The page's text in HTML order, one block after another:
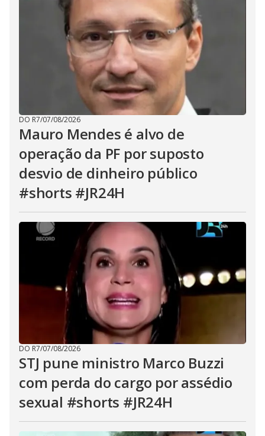
DO R7/07/08/2026
Mauro Mendes é alvo de
operação da PF por suposto
desvio de dinheiro público
#shorts #JR24H
DO R7/07/08/2026
STJ pune ministro Marco Buzzi
com perda do cargo por assédio
sexual #shorts #JR24H